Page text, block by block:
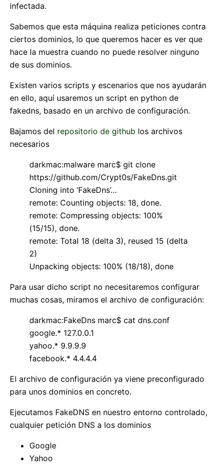
infectada.
Sabemos que esta máquina realiza peticiones contra
ciertos dominios, lo que queremos hacer es ver que
hace la muestra cuando no puede resolver ninguno
de sus dominios.
Existen varios scripts y escenarios que nos ayudarán
en ello, aquí usaremos un script en python de
fakedns, basado en un archivo de configuración.
Bajamos del repositorio de github los archivos
necesarios
darkmac:malware marc$ git clone
https://github.com/Crypt0s/FakeDns.git
Cloning into ‘FakeDns’…
remote: Counting objects: 18, done.
remote: Compressing objects: 100%
(15/15), done.
remote: Total 18 (delta 3), reused 15 (delta
2)
Unpacking objects: 100% (18/18), done
Para usar dicho script no necesitaremos configurar
muchas cosas, miramos el archivo de configuración:
darkmac:FakeDns marc$ cat dns.conf
google.* 127.0.0.1
yahoo.* 9.9.9.9
facebook.* 4.4.4.4
El archivo de configuración ya viene preconfigurado
para unos dominios en concreto.
Ejecutamos FakeDNS en nuestro entorno controlado,
cualquier petición DNS a los dominios
Google
Yahoo